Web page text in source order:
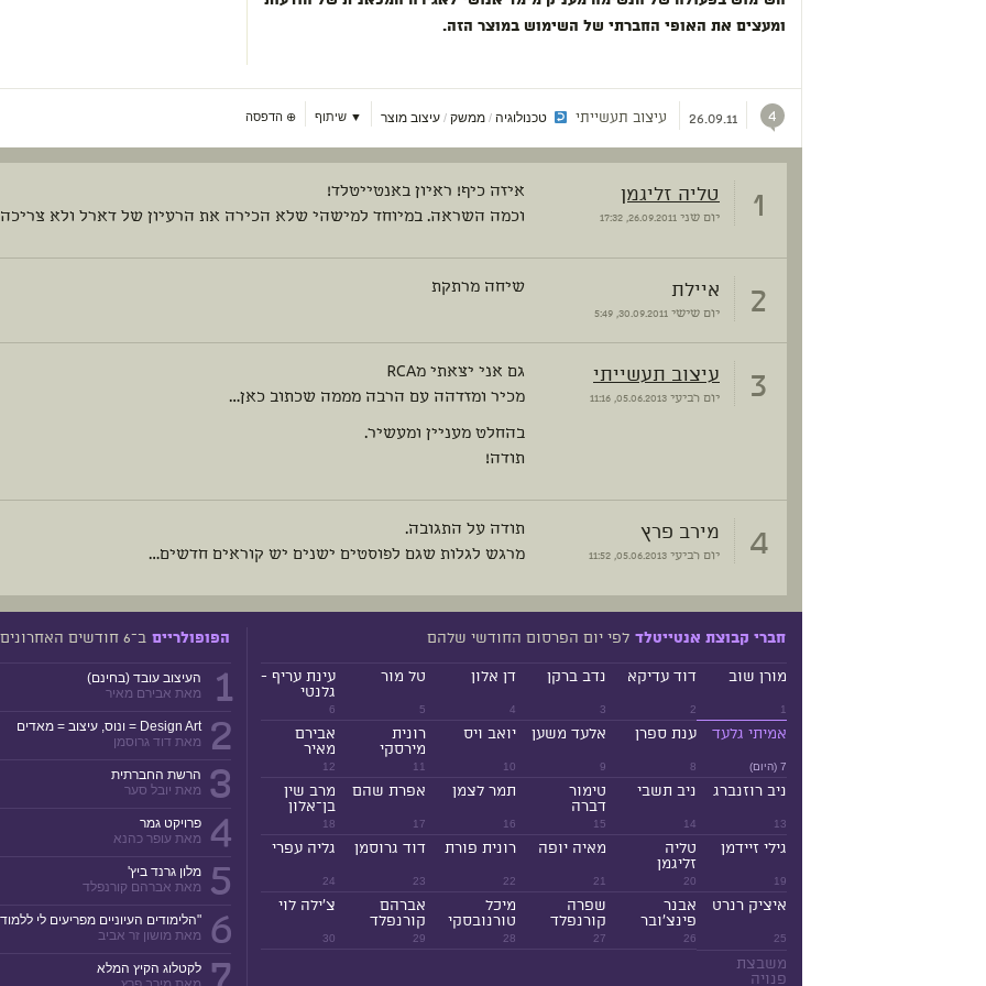
ומעצים את האופי החברתי של השימוש במוצר הזה.
4
26.09.11 עיצוב תעשייתי טכנולוגיה/ ממשק/ עיצוב מוצר ▼ שיתוף ⊕ הדפסה
1 טליה זליגמן
יום שני
איזה כיף! ראיון באנטייטלד!
וכמה השראה. במיוחד למישהי שלא הכירה את הרעיון של דארל ולא
2 איילת
יום שישי
שיחה מרתקת
3 עיצוב תעשייתי
יום רביעי
גם אני יצאתי מRCA
מכיר ומזדהה עם הרבה מממה שכתוב כאן…
בהחלט מעניין ומעשיר.
תודה!
4 מירב פרץ
יום רביעי
תודה על התגובה.
מרגש לגלות שגם לפוסטים ישנים יש קוראים חדשים…
חברי קבוצת אנטייטלד לפי יום הפרסום החודשי שלהם
1
מורן שוב
2
דוד עדיקא
3
נדב ברקן
4
דן אלון
5
טל מור
6
עינת עריף -
גלנטי
7 (היום)
אמיתי גלעד
8
ענת ספרן
9
אלעד משען
10
יואב ויס
11
רונית
מירסקי
12
אבירם
מאיר
13
ניב רוזנברג
14
ניב תשבי
15
טימור
דברה
16
תמר לצמן
17
אפרת שהם
18
מרב שין
בן־אלון
19
גילי זיידמן
20
טליה
זליגמן
21
מאיה יופה
22
רונית פורת
23
דוד גרוסמן
24
גליה עפרי
25
איציק רנרט
26
אבנר
פינצ'ובר
27
שפרה
קורנפלד
28
מיכל
טורנובסקי
29
אברהם
קורנפלד
30
צ'ילה לוי
משבצת
פנויה
הפופולריים ב־6 חודשים האחרונים
1
העיצוב עובד (בחינם)
מאת אבירם מאיר
2
Design Art = ונוס, עיצוב = מאדים
מאת דוד גרוסמן
3
הרשת החברתית
מאת יובל סער
4
פרויקט גמר
מאת עופר כהנא
5
מלון גרנד ביץ'
מאת אברהם קורנפלד
6
"הלימודים העיוניים מפריעים לי
מאת מושון זר אביב
לקטלוג הקיץ המלא